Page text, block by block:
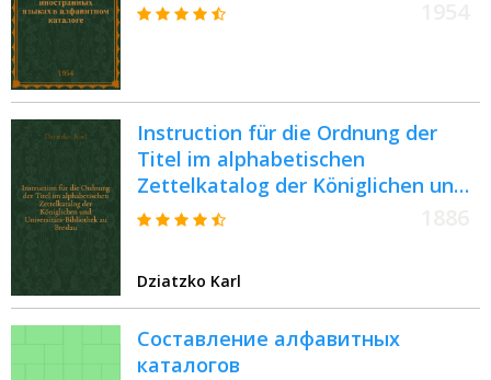
пособие
Instruction für die Ordnung der
Titel im alphabetischen
Zettelkatalog der Königlichen und
Universitäts-Bibliothek zu Breslau
Dziatzko Karl
Составление алфавитных
каталогов